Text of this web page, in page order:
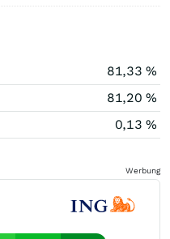
81,33 %
81,20 %
0,13 %
Werbung